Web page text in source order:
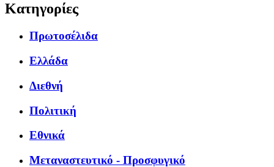
Κατηγορίες
Πρωτοσέλιδα
Ελλάδα
Διεθνή
Πολιτική
Εθνικά
Μεταναστευτικό - Προσφυγικό